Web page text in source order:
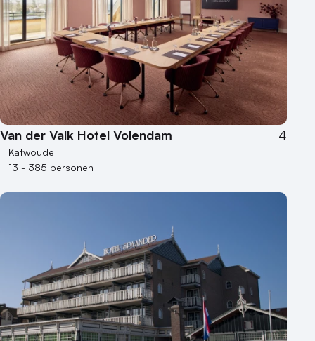
Van der Valk Hotel Volendam 4
Katwoude
13 - 385 personen